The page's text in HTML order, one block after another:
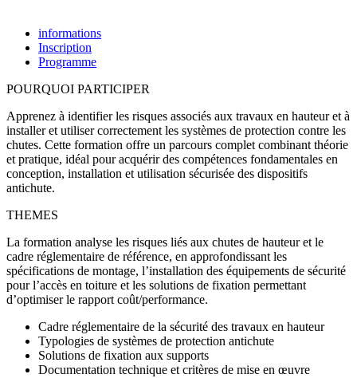
informations
Inscription
Programme
POURQUOI PARTICIPER
Apprenez à identifier les risques associés aux travaux en hauteur et à
installer et utiliser correctement les systèmes de protection contre les
chutes. Cette formation offre un parcours complet combinant théorie
et pratique, idéal pour acquérir des compétences fondamentales en
conception, installation et utilisation sécurisée des dispositifs
antichute.
THEMES
La formation analyse les risques liés aux chutes de hauteur et le
cadre réglementaire de référence, en approfondissant les
spécifications de montage, l’installation des équipements de sécurité
pour l’accès en toiture et les solutions de fixation permettant
d’optimiser le rapport coût/performance.
Cadre réglementaire de la sécurité des travaux en hauteur
Typologies de systèmes de protection antichute
Solutions de fixation aux supports
Documentation technique et critères de mise en œuvre